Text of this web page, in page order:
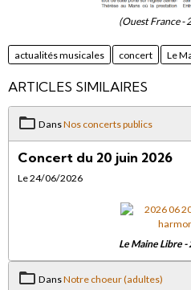
(Ouest France -
actualités musicales concert Le
ARTICLES SIMILAIRES
DansNos concerts publics
Concert du 20 juin 2026
Le 24/06/2026
Le Maine Libre -
DansNotre choeur (adultes)